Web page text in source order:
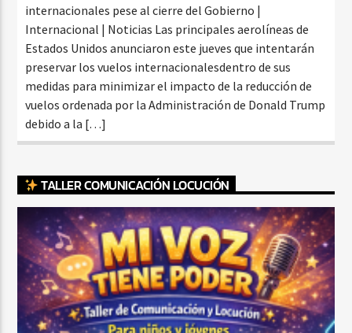
internacionales pese al cierre del Gobierno |
Internacional | Noticias Las principales aerolíneas de
Estados Unidos anunciaron este jueves que intentarán
preservar los vuelos internacionalesdentro de sus
medidas para minimizar el impacto de la reducción de
vuelos ordenada por la Administración de Donald Trump
debido a la […]
TALLER COMUNICACIÓN LOCUCIÓN